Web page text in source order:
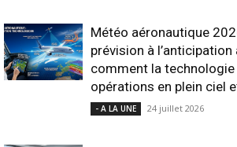
Météo aéronautique
prévision à l’anticipation
comment la
opérations en plein ciel
- A LA UNE 24 juillet 2026